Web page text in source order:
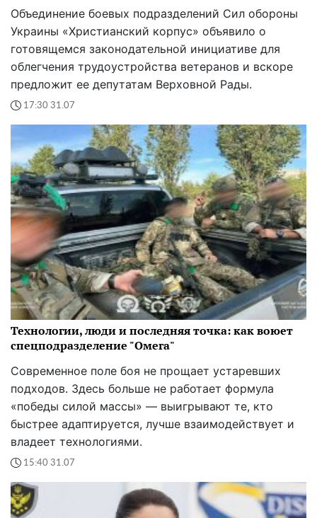
Объединение боевых подразделений Сил обороны
Украины «Христианский корпус» объявило о
готовящемся законодательной инициативе для
облегчения трудоустройства ветеранов и вскоре
предложит ее депутатам Верховной Рады.
17:30 31.07
Технологии, люди и последняя точка: как воюет
спецподразделение "Омега"
Современное поле боя не прощает устаревших
подходов. Здесь больше не работает формула
«победы силой массы» — выигрывают те, кто
быстрее адаптируется, лучше взаимодействует и
владеет технологиями.
15:40 31.07